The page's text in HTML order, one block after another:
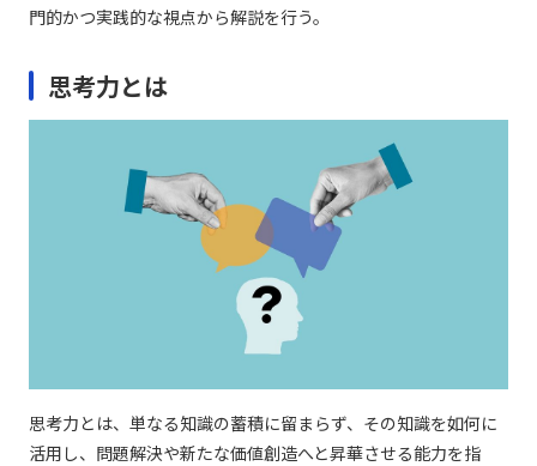
門的かつ実践的な視点から解説を行う。
思考力とは
思考力とは、単なる知識の蓄積に留まらず、その知識を如何に
活用し、問題解決や新たな価値創造へと昇華させる能力を指